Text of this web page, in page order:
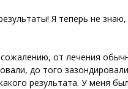
Я теперь не
от лечения
до того
результата. У меня